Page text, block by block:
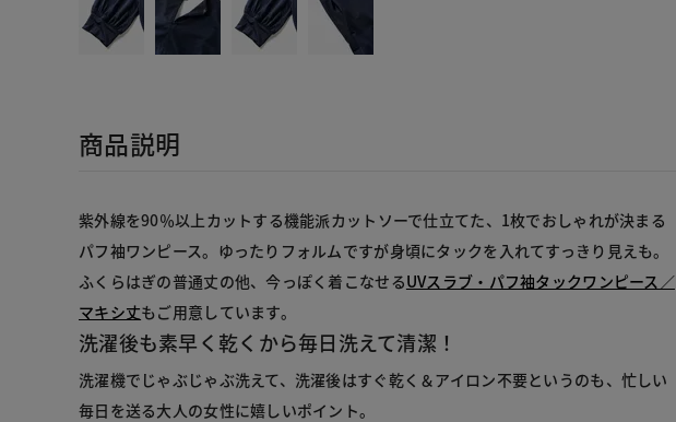
商品説明
紫外線を90％以上カットする機能派カットソーで仕立てた、1枚でおしゃれが決まる
パフ袖ワンピース。ゆったりフォルムですが身頃にタックを入れてすっきり見えも。
ふくらはぎの普通丈の他、今っぽく着こなせるUVスラブ・パフ袖タックワンピース／
マキシ丈もご用意しています。
洗濯後も素早く乾くから毎日洗えて清潔！
洗濯機でじゃぶじゃぶ洗えて、洗濯後はすぐ乾く＆アイロン不要というのも、忙しい
毎日を送る大人の女性に嬉しいポイント。